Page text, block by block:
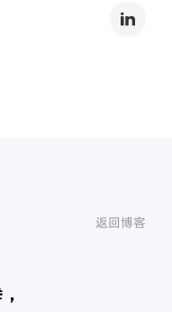
返回博客